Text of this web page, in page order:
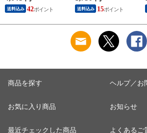
ラック
送料込み 42
0.88mm ギターピッ
ク×10枚
送料込み 15
商品を探す
お気に入り商品
最近チェックした商品
ヘルプ／お
お知らせ
よくあるご